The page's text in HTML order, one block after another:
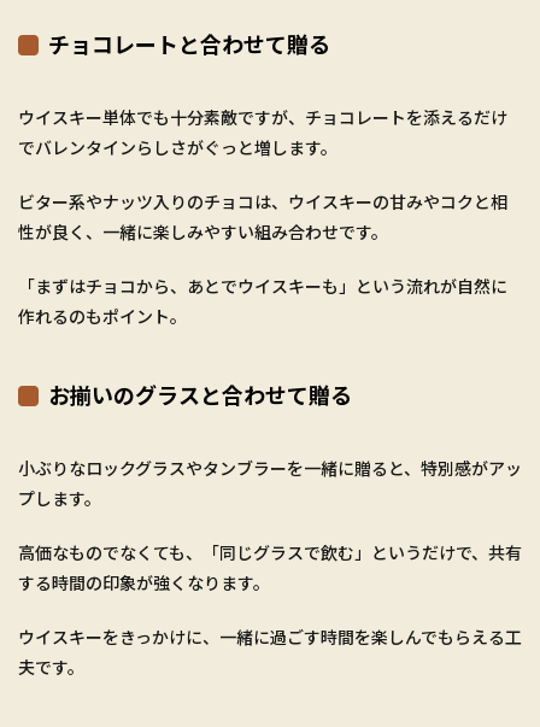
チョコレートと合わせて贈る
ウイスキー単体でも十分素敵ですが、チョコレートを添えるだけ
でバレンタインらしさがぐっと増します。
ビター系やナッツ入りのチョコは、ウイスキーの甘みやコクと相
性が良く、一緒に楽しみやすい組み合わせです。
「まずはチョコから、あとでウイスキーも」という流れが自然に
作れるのもポイント。
お揃いのグラスと合わせて贈る
小ぶりなロックグラスやタンブラーを一緒に贈ると、特別感がアッ
プします。
高価なものでなくても、「同じグラスで飲む」というだけで、共有
する時間の印象が強くなります。
ウイスキーをきっかけに、一緒に過ごす時間を楽しんでもらえる工
夫です。